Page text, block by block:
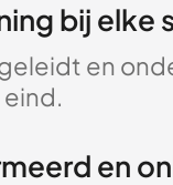
bij elke
en
en